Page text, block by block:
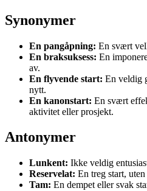
Synonymer
En pangåpning: En svært
En braksuksess: En
av.
En flyvende start: En veldig
nytt.
En kanonstart: En svært
aktivitet eller prosjekt.
Antonymer
Lunkent: Ikke veldig
Reservelat: En treg start,
Tam: En dempet eller svak